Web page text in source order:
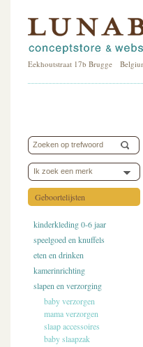
Eekhoutstraat 17b Brugge
Ik zoek een merk
Geboortelijsten
kinderkleding 0-6 jaar
speelgoed en knuffels
eten en drinken
kamerinrichting
slapen en verzorging
baby verzorgen
mama verzorgen
slaap accessoires
baby slaapzak